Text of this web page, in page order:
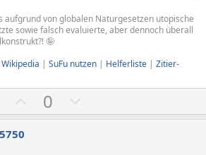
aufgrund von globalen Naturgesetzen utopische
sowie falsch evaluierte, aber dennoch überall
🤪
Wikipedia | SuFu nutzen | Helferliste | Zitier-
o
0
e